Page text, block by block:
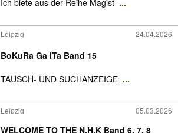
Ich biete aus der Reihe Magist ...
Leipzig 24.04.2026
BoKuRa Ga iTa Band 15
TAUSCH- UND SUCHANZEIGE ...
Leipzig 05.03.2026
WELCOME TO THE N.H.K Band 6, 7, 8